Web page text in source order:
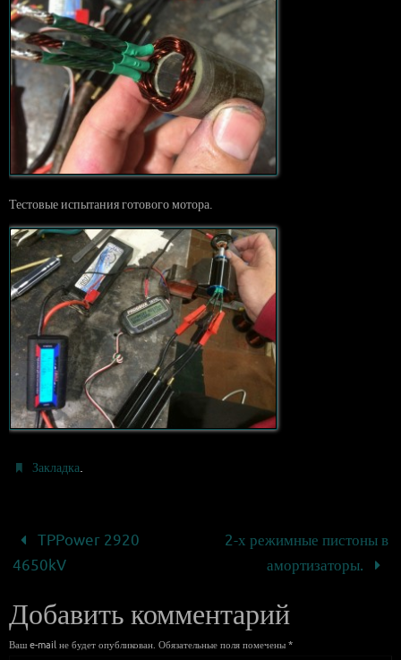
Тестовые испытания готового мотора.
Закладка.
TPPower 2920
4650kV
2-х режимные пистоны в
амортизаторы.
Добавить комментарий
Ваш e-mail не будет опубликован. Обязательные поля помечены *